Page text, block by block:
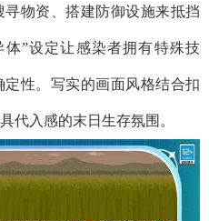
物资、搭建防御设施来抵挡
”设定让感染者拥有特殊技
性。写实的画面风格结合扣
代入感的末日生存氛围。